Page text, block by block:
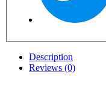
Description
Reviews (0)